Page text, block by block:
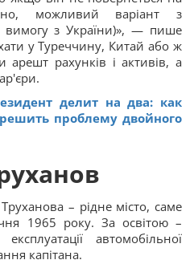
можливий варіант з
з України)», — пише
у Туреччину, Китай або ж
рахунків і активів, а
делит на два: как
проблему двойного
– рідне місто, саме
1965 року. За освітою –
автомобільної
капітана.